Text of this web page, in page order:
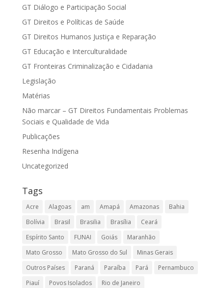
GT Diálogo e Participação Social
GT Direitos e Políticas de Saúde
GT Direitos Humanos Justiça e Reparação
GT Educação e Interculturalidade
GT Fronteiras Criminalização e Cidadania
Legislação
Matérias
Não marcar – GT Direitos Fundamentais Problemas
Sociais e Qualidade de Vida
Publicações
Resenha Indígena
Uncategorized
Tags
Acre Alagoas am Amapá Amazonas
Bahia
Bolívia
Brasil Brasilia Brasília
Ceará
Espírito Santo
FUNAI Goiás
Maranhão
Mato Grosso
Mato Grosso do Sul
Minas Gerais
Outros Países
Paraná Paraíba Pará
Pernambuco
Piauí
Povos Isolados
Rio de Janeiro